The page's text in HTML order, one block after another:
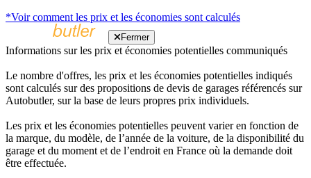
*Voir comment les prix et les économies sont calculés
Fermer
Informations sur les prix et économies potentielles communiqués
Le nombre d'offres, les prix et les économies potentielles indiqués
sont calculés sur des propositions de devis de garages référencés sur
Autobutler, sur la base de leurs propres prix individuels.
Les prix et les économies potentielles peuvent varier en fonction de
la marque, du modèle, de l’année de la voiture, de la disponibilité du
garage et du moment et de l’endroit en France où la demande doit
être effectuée.